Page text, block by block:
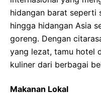
hidangan barat seperti
hingga hidangan Asia
goreng. Dengan
yang lezat, tamu hotel
kuliner dari berbagai
Makanan Lokal